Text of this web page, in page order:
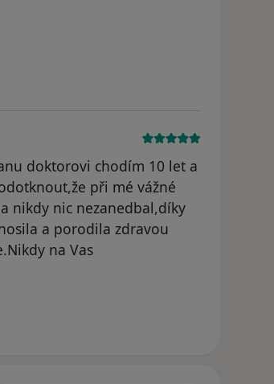
doktorovi chodím 10 let a
při mé vážné
nikdy nic nezanedbal,díky
a porodila zdravou
na Vas